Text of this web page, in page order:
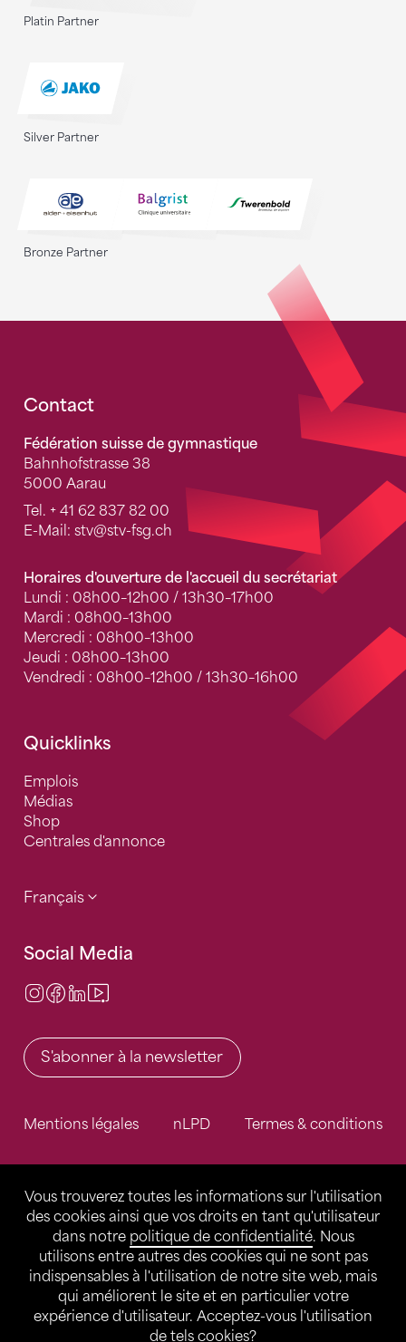
Vous trouverez toutes les informations sur l'utilisation
des cookies ainsi que vos droits en tant qu'utilisateur
dans notre politique de confidentialité. Nous
utilisons entre autres des cookies qui ne sont pas
indispensables à l'utilisation de notre site web, mais
qui améliorent le site et en particulier votre
expérience d'utilisateur. Acceptez-vous l'utilisation
de tels cookies?
Platin Partner
Silver Partner
Bronze Partner
Fusszeile
Contact
Fédération suisse de gymnastique
Bahnhofstrasse 38
5000 Aarau
Tel. + 41 62 837 82 00
E-Mail: stv@stv-fsg.ch
Horaires d'ouverture de l'accueil du secrétariat
Lundi : 08h00–12h00 / 13h30–17h00
Mardi : 08h00–13h00
Mercredi : 08h00–13h00
Jeudi : 08h00–13h00
Vendredi : 08h00–12h00 / 13h30–16h00
Quicklinks
Emplois
Médias
Shop
Centrales d'annonce
Français
Social Media
Instagram
Facebook
LinkedIn
S'abonner à la newsletter
Mentions légales nLPD Termes & conditions